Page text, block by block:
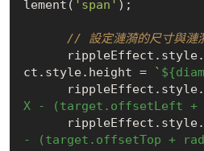
lement( 'span' );
// 設定漣漪的尺寸與漣
ct.style.height =
`
X - (target.offsetLeft +
- (target.offsetTop +